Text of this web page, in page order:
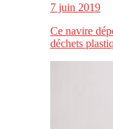
7 juin 2019
Ce navire
déchets